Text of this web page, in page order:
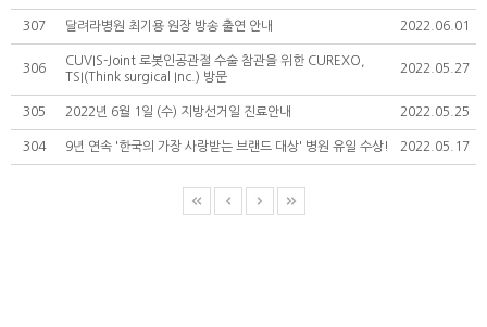
307 달려라병원 최기용 원장 방송 출연 안내 2022.06.01
306
CUVIS-Joint 로봇인공관절 수술 참관을 위한 CUREXO,
TSI(Think surgical Inc.) 방문
2022.05.27
305 2022년 6월 1일 (수) 지방선거일 진료안내 2022.05.25
304 9년 연속 '한국의 가장 사랑받는 브랜드 대상' 병원 유일 수상! 2022.05.17